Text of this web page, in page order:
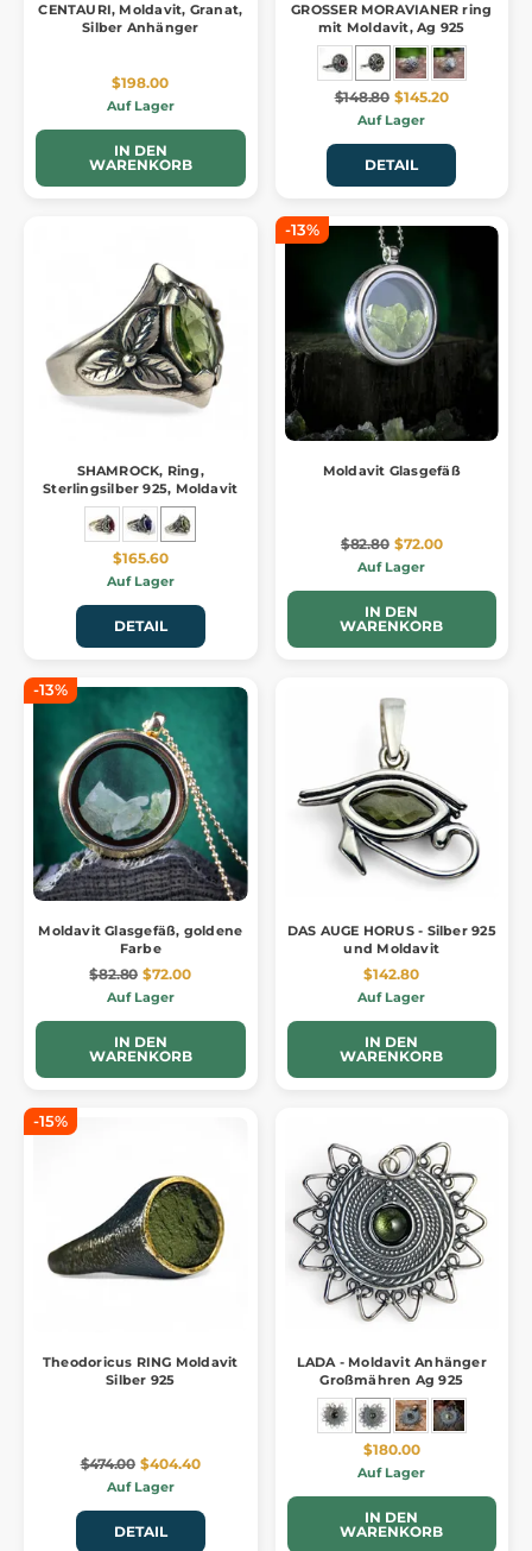
CENTAURI, Moldavit, Granat,
Silber Anhänger
$198.00
Auf Lager
IN DEN
WARENKORB
GROSSER MORAVIANER ring
mit Moldavit, Ag 925
$148.80 $145.20
Auf Lager
DETAIL
SHAMROCK, Ring,
Sterlingsilber 925, Moldavit
$165.60
Auf Lager
DETAIL
-13%
Moldavit Glasgefäß
$82.80 $72.00
Auf Lager
IN DEN
WARENKORB
-13%
Moldavit Glasgefäß, goldene
Farbe
$82.80 $72.00
Auf Lager
IN DEN
WARENKORB
DAS AUGE HORUS - Silber 925
und Moldavit
$142.80
Auf Lager
IN DEN
WARENKORB
-15%
Theodoricus RING Moldavit
Silber 925
$474.00 $404.40
Auf Lager
DETAIL
LADA - Moldavit Anhänger
Großmähren Ag 925
$180.00
Auf Lager
IN DEN
WARENKORB